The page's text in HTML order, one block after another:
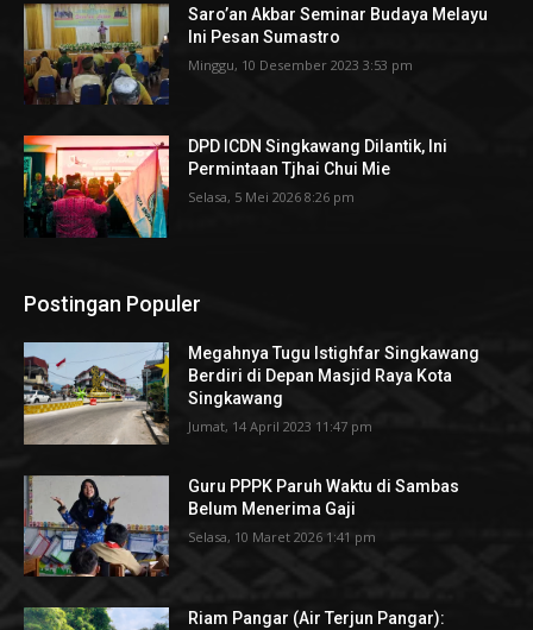
Saro’an Akbar Seminar Budaya Melayu
Ini Pesan Sumastro
Minggu, 10 Desember 2023 3:53 pm
DPD ICDN Singkawang Dilantik, Ini
Permintaan Tjhai Chui Mie
Selasa, 5 Mei 2026 8:26 pm
Postingan Populer
Megahnya Tugu Istighfar Singkawang
Berdiri di Depan Masjid Raya Kota
Singkawang
Jumat, 14 April 2023 11:47 pm
Guru PPPK Paruh Waktu di Sambas
Belum Menerima Gaji
Selasa, 10 Maret 2026 1:41 pm
Riam Pangar (Air Terjun Pangar):